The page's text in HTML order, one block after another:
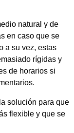
natural y de
en caso que se
a su vez, estas
rígidas y
de horarios si
solución para que
flexible y que se